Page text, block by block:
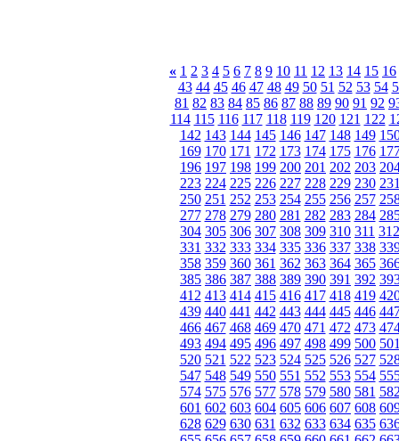
« 1 2 3 4 5 6 7 8 9 10 11 12 13 14 15 16
43 44 45 46 47 48 49 50 51 52 53 54
81 82 83 84 85 86 87 88 89 90 91 92
114 115 116 117 118 119 120 121 122
142 143 144 145 146 147 148 149
169 170 171 172 173 174 175 176
196 197 198 199 200 201 202 203
223 224 225 226 227 228 229 230
250 251 252 253 254 255 256 257
277 278 279 280 281 282 283 284
304 305 306 307 308 309 310 311 312
331 332 333 334 335 336 337 338
358 359 360 361 362 363 364 365
385 386 387 388 389 390 391 392
412 413 414 415 416 417 418 419
439 440 441 442 443 444 445 446
466 467 468 469 470 471 472 473
493 494 495 496 497 498 499 500
520 521 522 523 524 525 526 527
547 548 549 550 551 552 553 554
574 575 576 577 578 579 580 581
601 602 603 604 605 606 607 608
628 629 630 631 632 633 634 635